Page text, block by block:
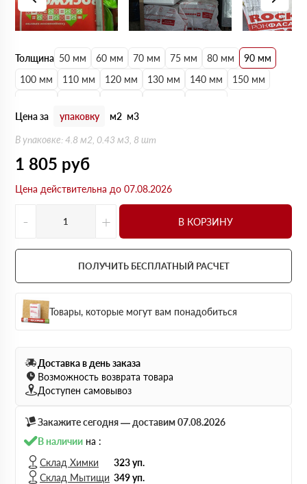
Толщина 50 мм 60 мм 70 мм 75 мм 80 мм
90 мм
100 мм
110 мм 120 мм 130 мм 140 мм
150 мм
Цена за
упаковку м2 м3
В упаковке: 4.8 м2, 0.43 м3, 8 шт
1 805 руб
Цена действительна до 07.08.2026
- + В КОРЗИНУ
ПОЛУЧИТЬ БЕСПЛАТНЫЙ РАСЧЕТ
Товары, которые могут вам понадобиться
Доставка в день заказа
Возможность возврата товара
Доступен самовывоз
Закажите сегодня — доставим 07.08.2026
В наличии на :
Склад Химки
323 уп.
Склад Мытищи 349 уп.